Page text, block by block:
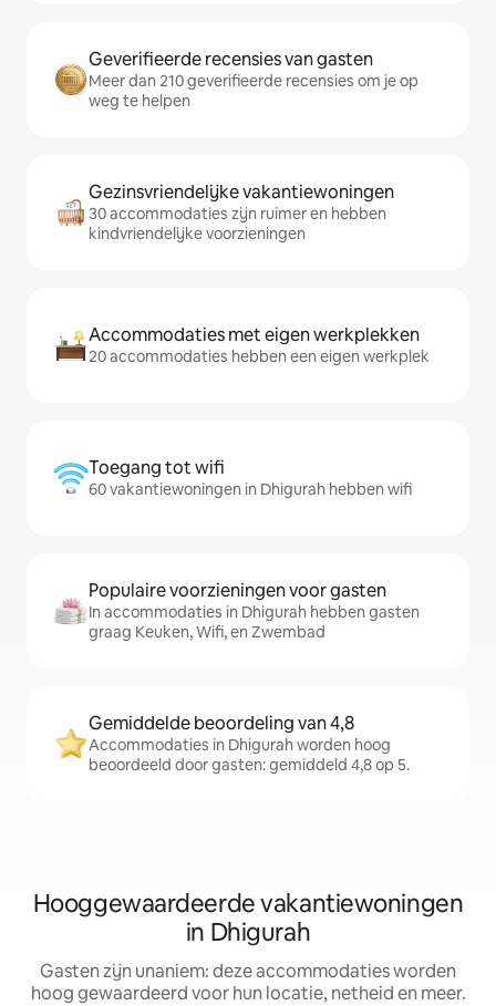
Geverifieerde recensies van gasten
Meer dan 210 geverifieerde recensies om je op
weg te helpen
Gezinsvriendelijke vakantiewoningen
30 accommodaties zijn ruimer en hebben
kindvriendelijke voorzieningen
Accommodaties met eigen werkplekken
20 accommodaties hebben een eigen werkplek
Toegang tot wifi
60 vakantiewoningen in Dhigurah hebben wifi
Populaire voorzieningen voor gasten
In accommodaties in Dhigurah hebben gasten
graag Keuken, Wifi, en Zwembad
Gemiddelde beoordeling van 4,8
Accommodaties in Dhigurah worden hoog
beoordeeld door gasten: gemiddeld 4,8 op 5.
Hooggewaardeerde vakantiewoningen
in Dhigurah
Gasten zijn unaniem: deze accommodaties worden
hoog gewaardeerd voor hun locatie, netheid en meer.